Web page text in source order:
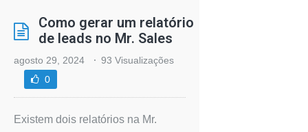
Como gerar um relatório
de leads no Mr. Sales
agosto 29, 2024
93 Visualizações
0
Existem dois relatórios na Mr.